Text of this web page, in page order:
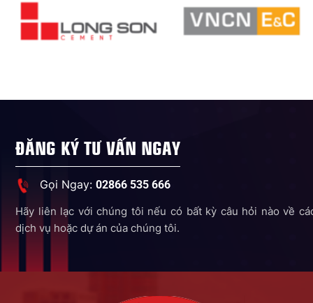
ĐĂNG KÝ TƯ VẤN NGAY
Gọi Ngay: 02866 535 666
Hãy liên lạc với chúng tôi nếu có bất kỳ câu hỏi nào về
dịch vụ hoặc dự án của chúng tôi.